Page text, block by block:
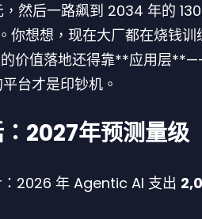
，然后一路飙到 2034 年的
你想想，现在大厂都在烧钱训
价值落地还得靠**应用层
台才是印钞机。
2027年预测量级
2026 年 Agentic AI 支出